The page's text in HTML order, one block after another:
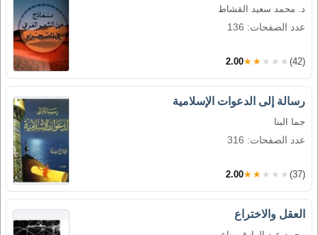
د. محمد سعيد القشاط
عدد الصفحات: 136
2.00★★★★★ (42)
رسالة إلى الدعوات الإسلامية
جما البنا
عدد الصفحات: 316
2.00★★★★★ (37)
العقل والاختراع